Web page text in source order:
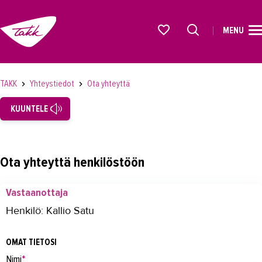
OPISKELIJAKSI
YRITYKSILLE
OMA TAKK
MENU
TAKK Yhteystiedot Ota yhteyttä
KUUNTELE
Ota yhteyttä henkilöstöön
Vastaanottaja
Henkilö: Kallio Satu
OMAT TIETOSI
Nimi*